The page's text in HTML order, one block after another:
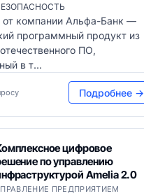
от компании Альфа-Банк —
программный продукт из
ПО,
в т...
Подробнее →
цифровое
по управлению
Amelia 2.0
ПРЕДПРИЯТИЕМ